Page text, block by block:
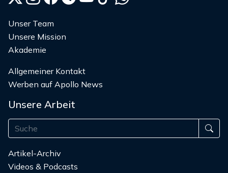
Unser Team
Unsere Mission
Akademie
Allgemeiner Kontakt
Werben auf Apollo News
Unsere Arbeit
Artikel-Archiv
Videos & Podcasts